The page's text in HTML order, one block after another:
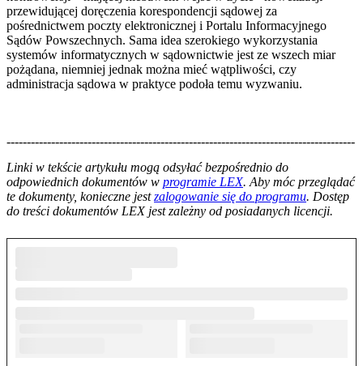
przewidującej doręczenia korespondencji sądowej za
pośrednictwem poczty elektronicznej i Portalu Informacyjnego
Sądów Powszechnych. Sama idea szerokiego wykorzystania
systemów informatycznych w sądownictwie jest ze wszech miar
pożądana, niemniej jednak można mieć wątpliwości, czy
administracja sądowa w praktyce podoła temu wyzwaniu.
--------------------------------------------------------------------------------------
Linki w tekście artykułu mogą odsyłać bezpośrednio do
odpowiednich dokumentów w programie LEX. Aby móc przeglądać
te dokumenty, konieczne jestzalogowanie się do programu. Dostęp
do treści dokumentów LEX jest zależny od posiadanych licencji.